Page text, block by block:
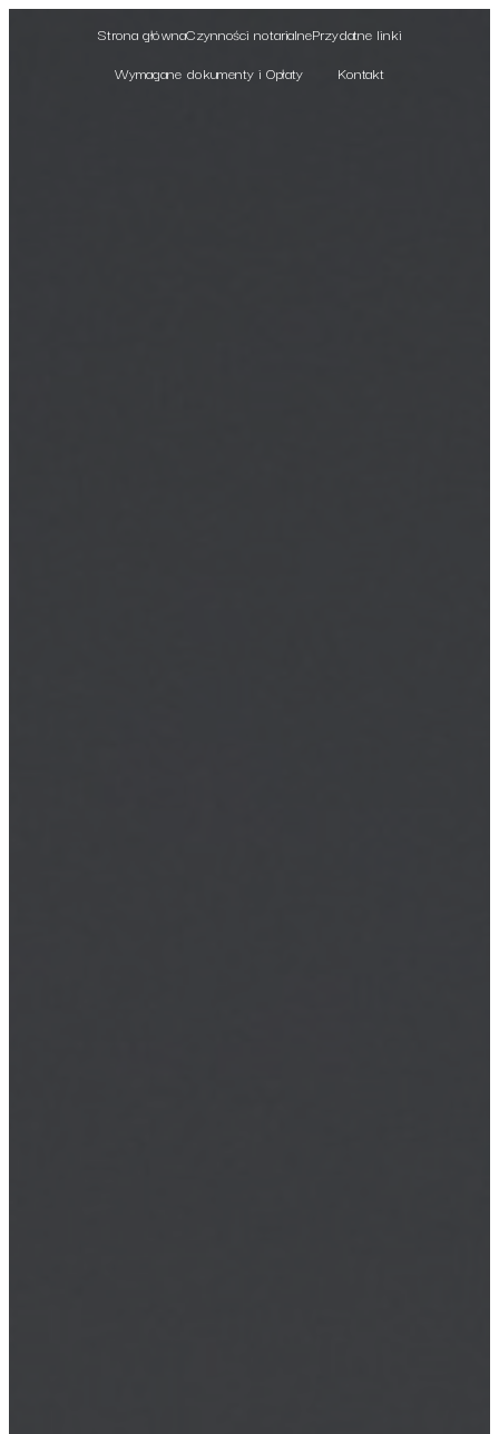
Strona głównaCzynności notarialnePrzydatne linki
Wymagane dokumenty i Opłaty
Kontakt